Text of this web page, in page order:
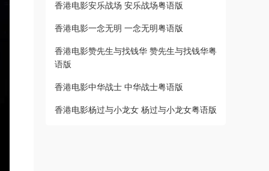
香港电影安乐战场 安乐战场粤语版
香港电影一念无明 一念无明粤语版
香港电影赞先生与找钱华 赞先生与找钱华粤
语版
香港电影中华战士 中华战士粤语版
香港电影杨过与小龙女 杨过与小龙女粤语版